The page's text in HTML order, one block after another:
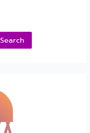
Search